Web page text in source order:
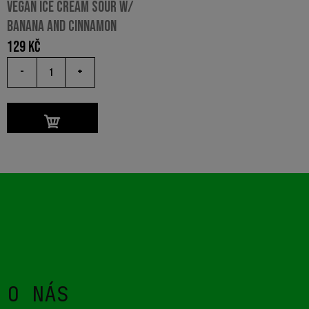
VEGAN ICE CREAM SOUR W/
BANANA AND CINNAMON
129Kč
- +
O NÁS